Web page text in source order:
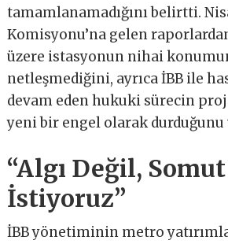
tamamlanamadığını belirtti.
Komisyonu’na gelen
üzere istasyonun nihai
netleşmediğini, ayrıca İBB ile
devam eden hukuki sürecin
yeni bir engel olarak durduğunu
“Algı Değil,
İstiyoruz”
İBB yönetiminin metro